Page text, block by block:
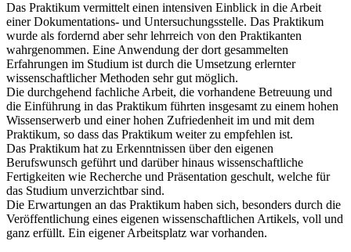
Das Praktikum vermittelt einen intensiven Einblick in die Arbeit
einer Dokumentations- und Untersuchungsstelle. Das Praktikum
wurde als fordernd aber sehr lehrreich von den Praktikanten
wahrgenommen. Eine Anwendung der dort gesammelten
Erfahrungen im Studium ist durch die Umsetzung erlernter
wissenschaftlicher Methoden sehr gut möglich.
Die durchgehend fachliche Arbeit, die vorhandene Betreuung und
die Einführung in das Praktikum führten insgesamt zu einem hohen
Wissenserwerb und einer hohen Zufriedenheit im und mit dem
Praktikum, so dass das Praktikum weiter zu empfehlen ist.
Das Praktikum hat zu Erkenntnissen über den eigenen
Berufswunsch geführt und darüber hinaus wissenschaftliche
Fertigkeiten wie Recherche und Präsentation geschult, welche für
das Studium unverzichtbar sind.
Die Erwartungen an das Praktikum haben sich, besonders durch die
Veröffentlichung eines eigenen wissenschaftlichen Artikels, voll und
ganz erfüllt. Ein eigener Arbeitsplatz war vorhanden.